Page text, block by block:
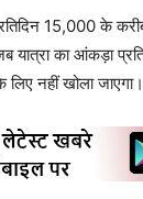
15,000 के
यात्रा का आंकड़ा
लिए नहीं खोला जाएगा।